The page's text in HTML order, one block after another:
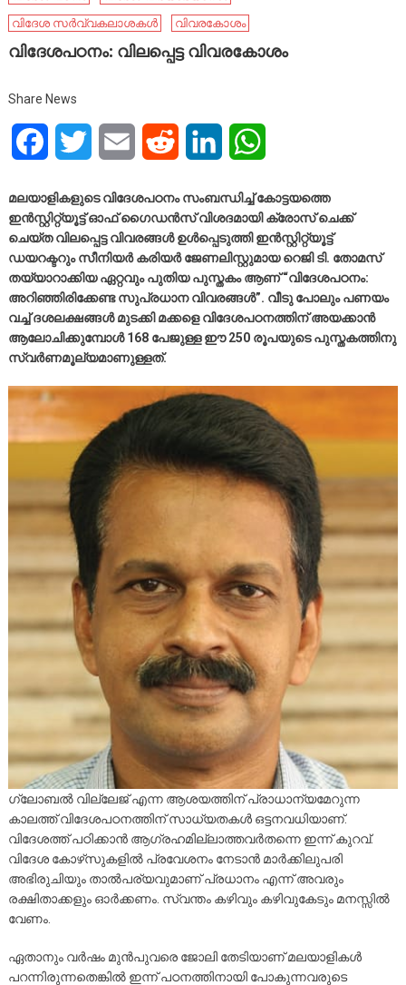
വിദേശ സർവ്വകലാശകൾ
വിവരകോശം
വിദേശപഠനം: വിലപ്പെട്ട വിവരകോശം
Share News
FacebookTwitter Email Reddit LinkedIn
മലയാളികളുടെ വിദേശപഠനം സംബന്ധിച്ച് കോട്ടയത്തെ
ഇൻസ്റ്റിറ്റ്യൂട്ട് ഓഫ് ഗൈഡൻസ് വിശദമായി ക്രോസ് ചെക്ക്
ചെയ്ത വിലപ്പെട്ട വിവരങ്ങൾ ഉൾപ്പെടുത്തി ഇൻസ്റ്റിറ്റ്യൂട്ട്
ഡയറക്ടറും സീനിയർ കരിയർ ജേണലിസ്റ്റുമായ റെജി ടി. തോമസ്
തയ്യാറാക്കിയ ഏറ്റവും പുതിയ പുസ്തകം ആണ് “വിദേശപഠനം:
അറിഞ്ഞിരിക്കേണ്ട സുപ്രധാന വിവരങ്ങൾ”. വീടു പോലും പണയം
വച്ച് ദശലക്ഷങ്ങൾ മുടക്കി മക്കളെ വിദേശപഠനത്തിന് അയക്കാൻ
ആലോചിക്കുമ്പോൾ 168 പേജുള്ള ഈ 250 രൂപയുടെ പുസ്തകത്തിനു
സ്വർണമൂല്യമാണുള്ളത്.
ഗ്ലോബൽ വില്ലേജ് എന്ന ആശയത്തിന് പ്രാധാന്യമേറുന്ന
കാലത്ത് വിദേശപഠനത്തിന് സാധ്യതകൾ ഒട്ടനവധിയാണ്.
വിദേശത്ത് പഠിക്കാൻ ആഗ്രഹമില്ലാത്തവർതന്നെ ഇന്ന് കുറവ്.
വിദേശ കോഴ്‌സുകളിൽ പ്രവേശനം നേടാൻ മാർക്കിലുപരി
അഭിരുചിയും താൽപര്യവുമാണ് പ്രധാനം എന്ന് അവരും
രക്ഷിതാക്കളും ഓർക്കണം. സ്വന്തം കഴിവും കഴിവുകേടും മനസ്സിൽ
വേണം.
ഏതാനും വർഷം മുൻപുവരെ ജോലി തേടിയാണ് മലയാളികൾ
പറന്നിരുന്നതെങ്കിൽ ഇന്ന് പഠനത്തിനായി പോകുന്നവരുടെ